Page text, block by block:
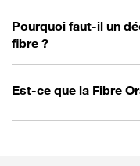
Pourquoi faut-il un
fibre ?
Est-ce que la Fibre